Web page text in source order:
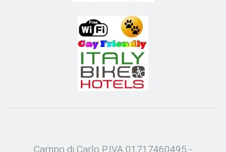
Campo di Carlo P.IVA 01717460495 -